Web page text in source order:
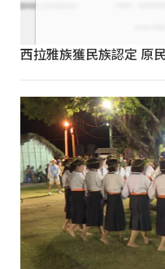
西拉雅族獲民族認定 原